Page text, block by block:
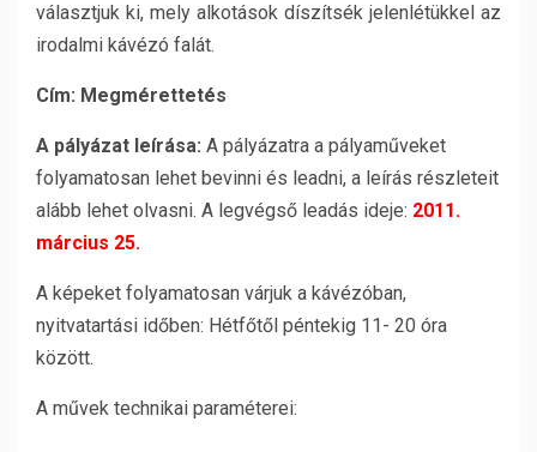
választjuk ki, mely alkotások díszítsék jelenlétükkel az
irodalmi kávézó falát.
Cím: Megmérettetés
A pályázat leírása: A pályázatra a pályaműveket
folyamatosan lehet bevinni és leadni, a leírás részleteit
alább lehet olvasni. A legvégső leadás ideje: 2011.
március 25.
A képeket folyamatosan várjuk a kávézóban,
nyitvatartási időben: Hétfőtől péntekig 11- 20 óra
között.
A művek technikai paraméterei: